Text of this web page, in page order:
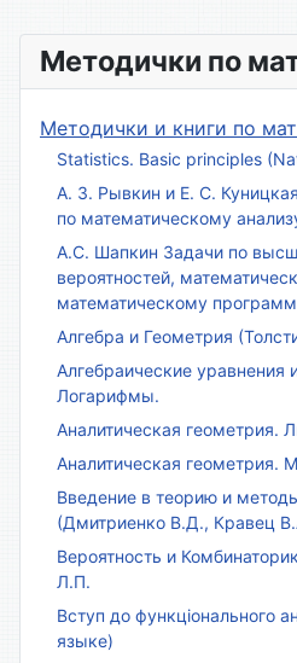
Методички по
Методички и книги по
Statistics. Basic principles
А. З. Рывкин и Е. С.
по математическому
А.С. Шапкин Задачи по
вероятностей,
математическому
Алгебра и Геометрия
Алгебраические уравнения
Логарифмы.
Аналитическая геометрия.
Аналитическая геометрия.
Введение в теорию и
(Дмитриенко В.Д., Кравец
Вероятность и
Л.П.
Вступ до функціонального
языке)